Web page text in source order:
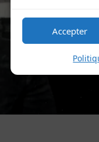
Accepter